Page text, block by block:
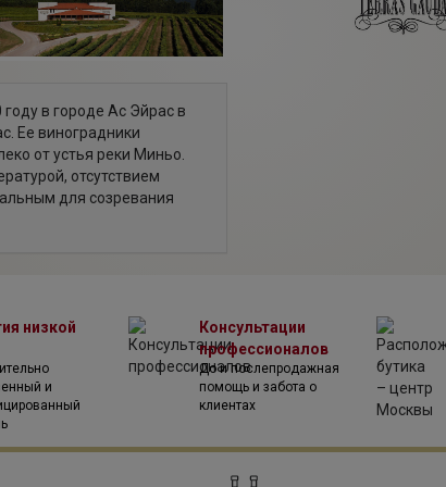
в городе Ас Эйрас в
Ее виноградники
от устья реки Миньо.
отсутствием
для созревания
сахара и
гектаров
(70%), Лоурейро
Гауда"
время хозяйство имеет
винограда.
низкой
и
Консультации
профессионалов
До и послепродажная
помощь и забота о
клиентах